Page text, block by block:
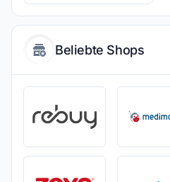
Beliebte Shops